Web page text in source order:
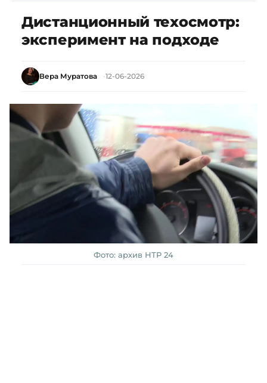
Дистанционный техосмотр:
эксперимент на подходе
Вера Муратова 12-06-2026
Фото: архив НТР 24